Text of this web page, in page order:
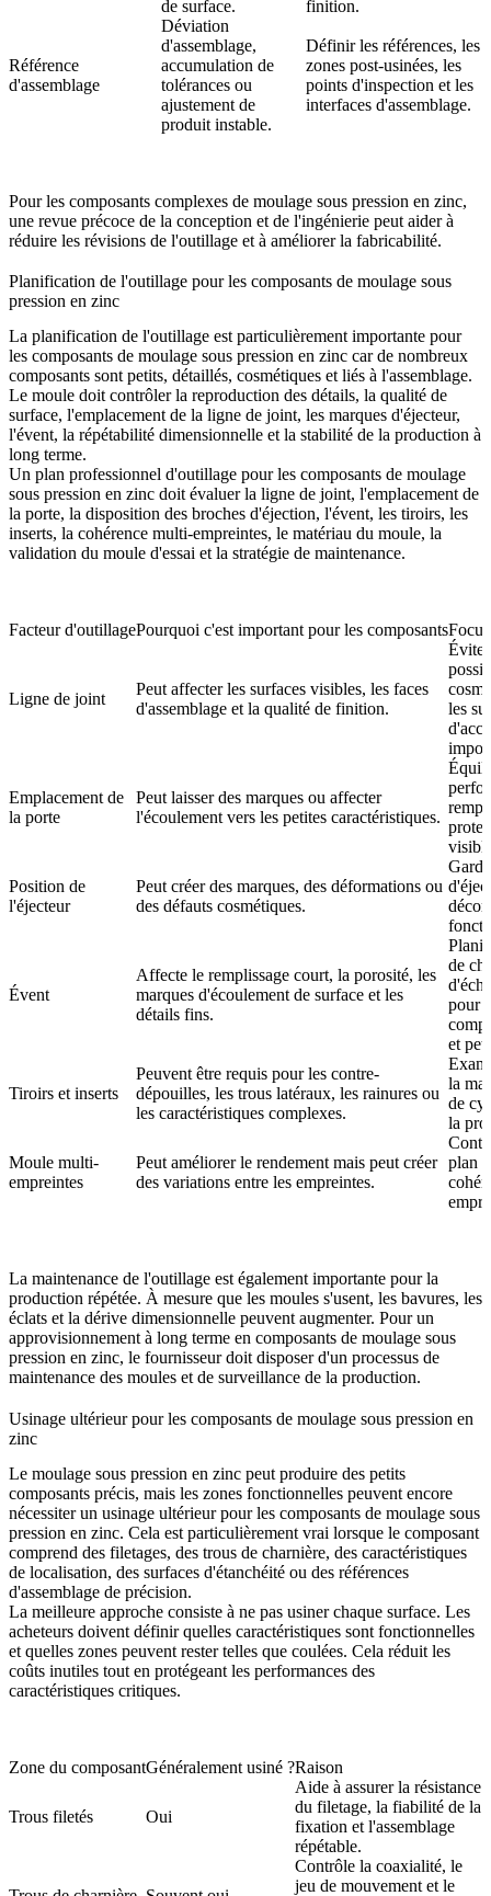
de surface. finition.
Référence
d'assemblage
Déviation
d'assemblage,
accumulation de
tolérances ou
ajustement de
produit instable.
Définir les références, les
zones post-usinées, les
points d'inspection et les
interfaces d'assemblage.
Pour les composants complexes de moulage sous pression en zinc,
une revue précoce de la conception et de l'ingénierie peut aider à
réduire les révisions de l'outillage et à améliorer la fabricabilité.
Planification de l'outillage pour les composants de moulage sous
pression en zinc
La planification de l'outillage est particulièrement importante pour
les composants de moulage sous pression en zinc car de nombreux
composants sont petits, détaillés, cosmétiques et liés à l'assemblage.
Le moule doit contrôler la reproduction des détails, la qualité de
surface, l'emplacement de la ligne de joint, les marques d'éjecteur,
l'évent, la répétabilité dimensionnelle et la stabilité de la production à
long terme.
Un plan professionnel d'outillage pour les composants de moulage
sous pression en zinc doit évaluer la ligne de joint, l'emplacement de
la porte, la disposition des broches d'éjection, l'évent, les tiroirs, les
inserts, la cohérence multi-empreintes, le matériau du moule, la
validation du moule d'essai et la stratégie de maintenance.
Facteur d'outillagePourquoi c'est important pour les composants
Ligne de joint
Peut affecter les surfaces visibles, les faces
d'assemblage et la qualité de finition.
les
Emplacement de
la porte
Peut laisser des marques ou affecter
l'écoulement vers les petites caractéristiques.
Position de
l'éjecteur
Peut créer des marques, des déformations ou
des défauts cosmétiques.
Évent
Affecte le remplissage court, la porosité, les
marques d'écoulement de surface et les
détails fins.
de
pour
et
Tiroirs et inserts
Peuvent être requis pour les contre-
dépouilles, les trous latéraux, les rainures ou
les caractéristiques complexes.
la
de
la
Moule multi-
empreintes
Peut améliorer le rendement mais peut créer
des variations entre les empreintes.
plan
La maintenance de l'outillage est également importante pour la
production répétée. À mesure que les moules s'usent, les bavures, les
éclats et la dérive dimensionnelle peuvent augmenter. Pour un
approvisionnement à long terme en composants de moulage sous
pression en zinc, le fournisseur doit disposer d'un processus de
maintenance des moules et de surveillance de la production.
Usinage ultérieur pour les composants de moulage sous pression en
zinc
Le moulage sous pression en zinc peut produire des petits
composants précis, mais les zones fonctionnelles peuvent encore
nécessiter un usinage ultérieur pour les composants de moulage sous
pression en zinc. Cela est particulièrement vrai lorsque le composant
comprend des filetages, des trous de charnière, des caractéristiques
de localisation, des surfaces d'étanchéité ou des références
d'assemblage de précision.
La meilleure approche consiste à ne pas usiner chaque surface. Les
acheteurs doivent définir quelles caractéristiques sont fonctionnelles
et quelles zones peuvent rester telles que coulées. Cela réduit les
coûts inutiles tout en protégeant les performances des
caractéristiques critiques.
Zone du composantGénéralement usiné ?Raison
Trous filetés Oui
Aide à assurer la résistance
du filetage, la fiabilité de la
fixation et l'assemblage
répétable.
Contrôle la coaxialité, le
jeu de mouvement et le